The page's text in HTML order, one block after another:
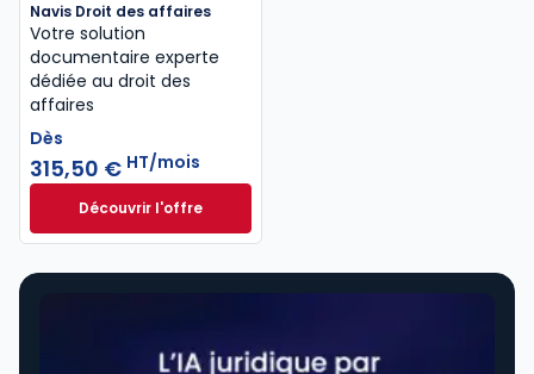
Navis Droit des affaires
Votre solution
documentaire experte
dédiée au droit des
affaires
Dès
315,50 € HT/mois
Découvrir l'offreNavis Droit des affaires à partir de
Dès